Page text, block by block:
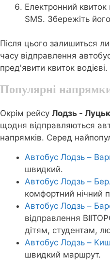
Електронний
SMS. Збережіть
Після цього залишиться
часу відправлення
пред'явити квиток
Популярні
Окрім рейсу Лодзь - Луцьк
щодня відправляються
напрямків. Серед
Автобус Лодзь –
швидкий.
Автобус Лодзь –
комфортний нічний
Автобус Лодзь –
відправлення
дітям, студентам,
Автобус Лодзь –
швидкий маршрут.